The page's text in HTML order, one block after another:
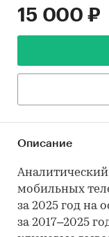
15 000 ₽
Описание
мобильных
за 2025 год на
за 2017–2025